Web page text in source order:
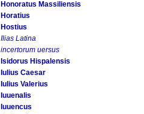
Honoratus Massiliensis
Horatius
Hostius
Ilias Latina
incertorum uersus
Isidorus Hispalensis
Iulius Caesar
Iulius Valerius
Iuuenalis
Iuuencus